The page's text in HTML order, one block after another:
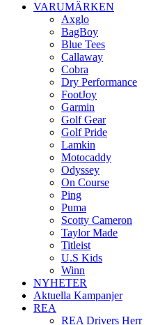
VARUMÄRKEN
Axglo
BagBoy
Blue Tees
Callaway
Cobra
Dry Performance
FootJoy
Garmin
Golf Gear
Golf Pride
Lamkin
Motocaddy
Odyssey
On Course
Ping
Puma
Scotty Cameron
Taylor Made
Titleist
U.S Kids
Winn
NYHETER
Aktuella Kampanjer
REA
REA Drivers Herr